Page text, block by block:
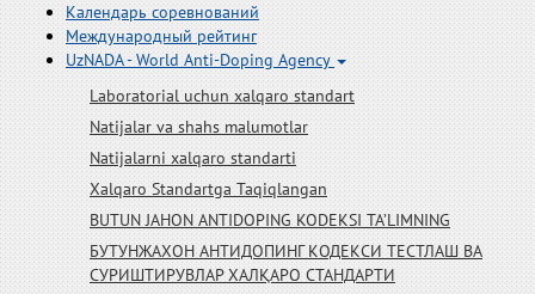
Календарь соревнований
Международный рейтинг
UzNADA - World Anti-Doping Agency
Laboratorial uchun xalqaro standart
Natijalar va shahs malumotlar
Natijalarni xalqaro standarti
Xalqaro Standartga Taqiqlangan
BUTUN JAHON ANTIDOPING KODEKSI TA’LIMNING
БУТУНЖАХОН АНТИДОПИНГ КОДЕКСИ ТЕСТЛАШ ВА
СУРИШТИРУВЛАР ХАЛҚАРО СТАНДАРТИ